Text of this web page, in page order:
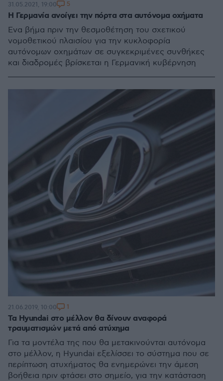
H Γερμανία ανοίγει την πόρτα στα αυτόνομα οχήματα
Ένα βήμα πριν την θεσμοθέτηση του σχετικού
νομοθετικού πλαισίου για την κυκλοφορία
αυτόνομων οχημάτων σε συγκεκριμένες συνθήκες
και διαδρομές βρίσκεται η Γερμανική κυβέρνηση
31.05.2021, 19:00 5
Τα Hyundai στο μέλλον θα δίνουν αναφορά
τραυματισμών μετά από ατύχημα
Για τα μοντέλα της που θα μετακινούνται αυτόνομα
στο μέλλον, η Hyundai εξελίσσει το σύστημα που σε
περίπτωση ατυχήματος θα ενημερώνει την άμεση
βοήθεια πριν φτάσει στο σημείο, για την κατάσταση
21.06.2019, 10:00 1